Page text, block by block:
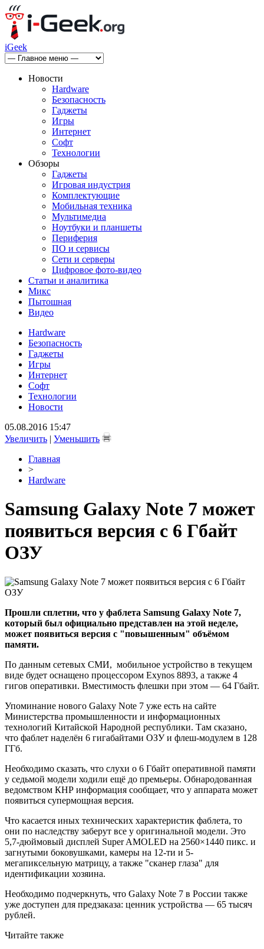
iGeek
Новости
Hardware
Безопасность
Гаджеты
Игры
Интернет
Софт
Технологии
Обзоры
Гаджеты
Игровая индустрия
Комплектующие
Мобильная техника
Мультимедиа
Ноутбуки и планшеты
Периферия
ПО и сервисы
Сети и серверы
Цифровое фото-видео
Статьи и аналитика
Микс
Пытошная
Видео
Hardware
Безопасность
Гаджеты
Игры
Интернет
Софт
Технологии
Новости
05.08.2016 15:47
Увеличить | Уменьшить
Главная
>
Hardware
Samsung Galaxy Note 7 может
появиться версия с 6 Гбайт
ОЗУ
Прошли сплетни, что у фаблета Samsung Galaxy Note 7,
который был официально представлен на этой неделе,
может появиться версия с "повышенным" объёмом
памяти.
По данным сетевых СМИ, мобильное устройство в текущем
виде будет оснащено процессором Exynos 8893, а также 4
гигов оперативки. Вместимость флешки при этом — 64 Гбайт.
Упоминание нового Galaxy Note 7 уже есть на сайте
Министерства промышленности и информационных
технологий Китайской Народной республики. Там сказано,
что фаблет наделён 6 гигабайтами ОЗУ и флеш-модулем в 128
ГГб.
Необходимо сказать, что слухи о 6 Гбайт оперативной памяти
у седьмой модели ходили ещё до премьеры. Обнародованная
ведомством КНР информация сообщает, что у аппарата может
появиться супермощная версия.
Что касается иных технических характеристик фаблета, то
они по наследству заберут все у оригинальной модели. Это
5,7-дюймовый дисплей Super AMOLED на 2560×1440 пикс. и
загнутыми боковушками, камеры на 12-ти и 5-
мегапиксельную матрицу, а также "сканер глаза" для
идентификации хозяина.
Необходимо подчеркнуть, что Galaxy Note 7 в России также
уже доступен для предзаказа: ценник устройства — 65 тысяч
рублей.
Читайте также